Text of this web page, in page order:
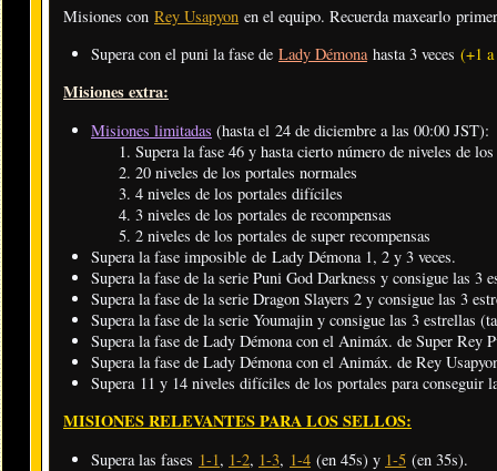
Misiones con Rey Usapyon en el equipo. Recuerda maxearlo
Supera con el puni la fase de Lady Démona hasta 3 veces (+1
Misiones extra:
Misiones limitadas (hasta el 24 de diciembre a las 00:00 JST):
Supera la fase 46 y hasta cierto número de niveles de
20 niveles de los portales normales
4 niveles de los portales difíciles
3 niveles de los portales de recompensas
2 niveles de los portales de super recompensas
Supera la fase imposible de Lady Démona 1, 2 y 3 veces.
Supera la fase de la serie Puni God Darkness y consigue las 3
Supera la fase de la serie Dragon Slayers 2 y consigue las 3
Supera la fase de la serie Youmajin y consigue las 3 estrellas
Supera la fase de Lady Démona con el Animáx. de Super Rey
Supera la fase de Lady Démona con el Animáx. de Rey
Supera 11 y 14 niveles difíciles de los portales para conseguir
MISIONES RELEVANTES PARA LOS SELLOS:
Supera las fases 1-1, 1-2, 1-3, 1-4 (en 45s) y 1-5 (en 35s).